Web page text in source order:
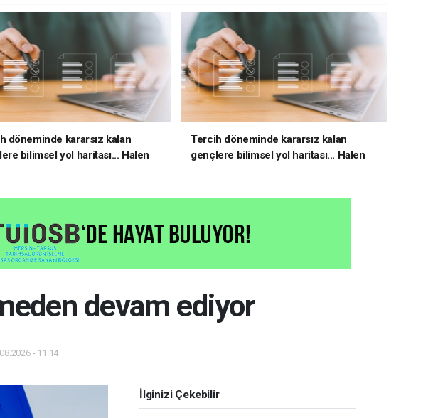
döneminde kararsız kalan
bilimsel yol haritası... Halen
Tercih döneminde kararsız kalan
gençlere bilimsel yol haritası... Halen
devam ediyor
- 11:14
İlginizi Çekebilir